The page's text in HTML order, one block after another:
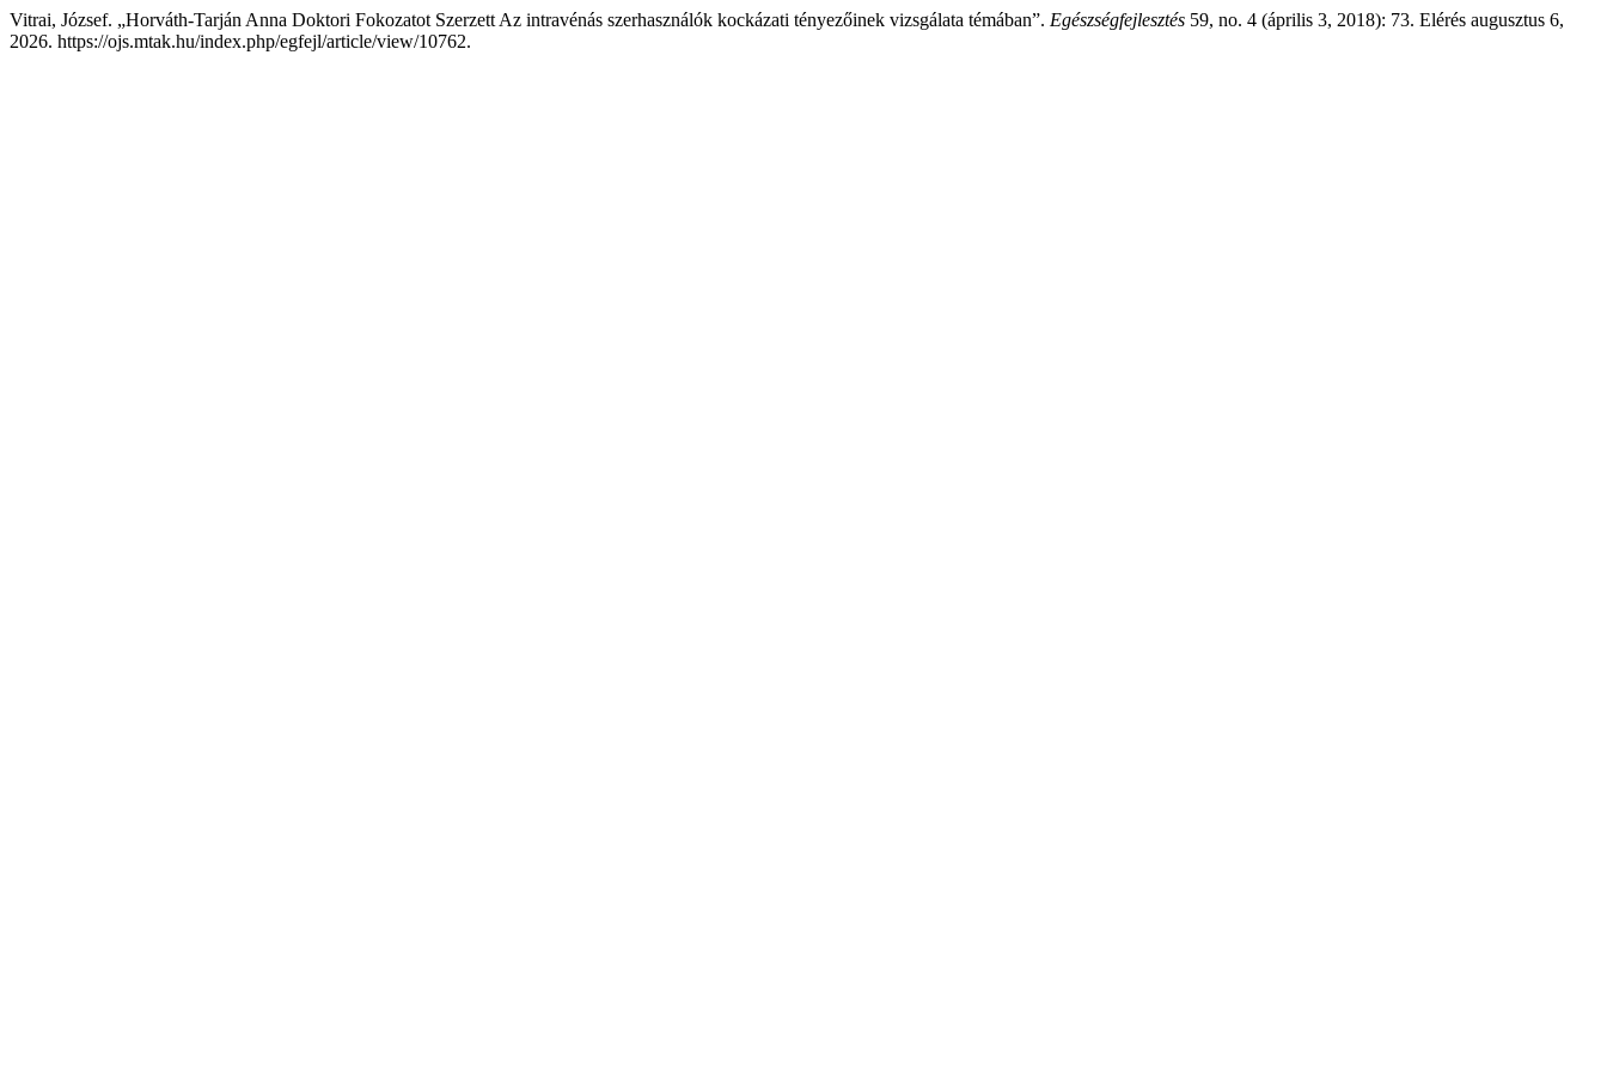
Vitrai, József. „Horváth-Tarján Anna Doktori Fokozatot Szerzett Az intravénás szerhasználók kockázati tényezőinek vizsgálata témában”. Egészségfejlesztés 59, no. 4 (április 3, 2018): 73. Elérés augusztus 6,
2026. https://ojs.mtak.hu/index.php/egfejl/article/view/10762.